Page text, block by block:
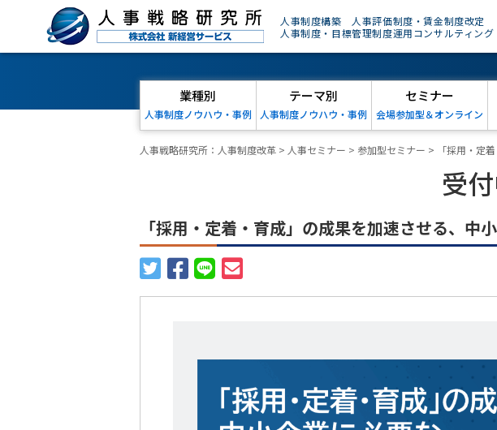
人事制度構築 人事評価制度・賃金制度改定
人事制度・目標管理制度運用コンサルティング
業種別
人事制度ノウハウ・事例
テーマ別
人事制度ノウハウ・事例
セミナー
会場参加型＆オンライン
人事戦略研究所：人事制度改革 > 人事セミナー > 参加型セミナー > 「採用・定
受
「採用・定着・育成」の成果を加速させる、